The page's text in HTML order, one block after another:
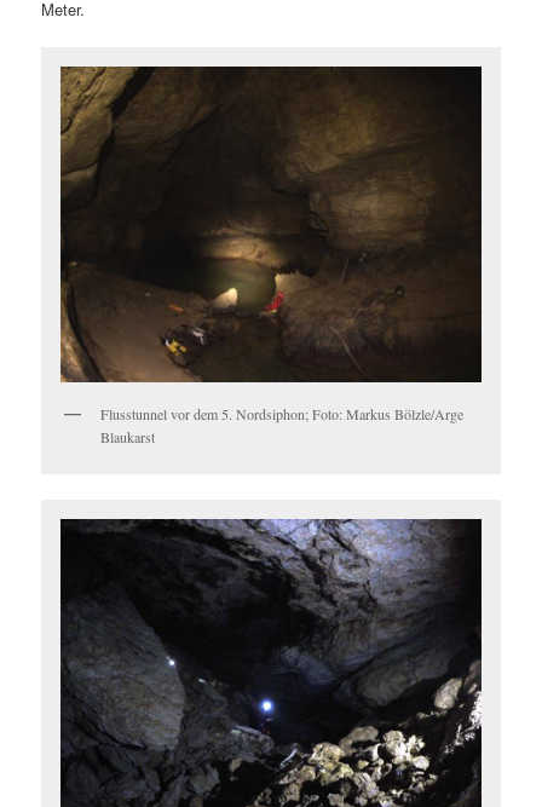
Meter.
Flusstunnel vor dem 5. Nordsiphon; Foto: Markus Bölzle/Arge
Blaukarst